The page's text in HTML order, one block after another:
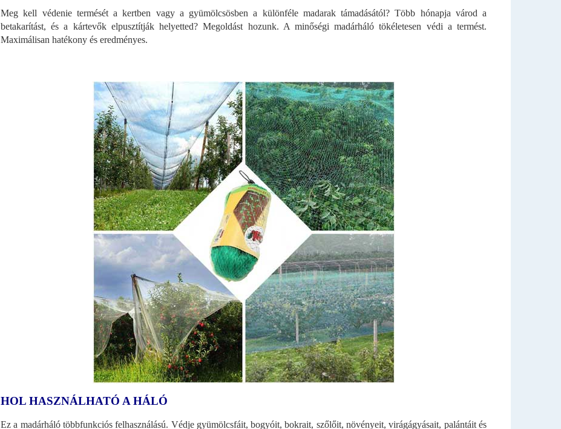
Meg kell védenie termését a kertben vagy a gyümölcsösben a különféle madarak támadásától? Több hónapja várod a
betakarítást, és a kártevők elpusztítják helyetted? Megoldást hozunk. A minőségi madárháló tökéletesen védi a termést.
Maximálisan hatékony és eredményes.
HOL HASZNÁLHATÓ A HÁLÓ
Ez a madárháló többfunkciós felhasználású. Védje gyümölcsfáit, bogyóit, bokrait, szőlőit, növényeit, virágágyásait, palántáit és